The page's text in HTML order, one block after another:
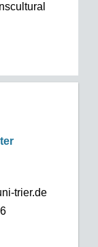
trier.de